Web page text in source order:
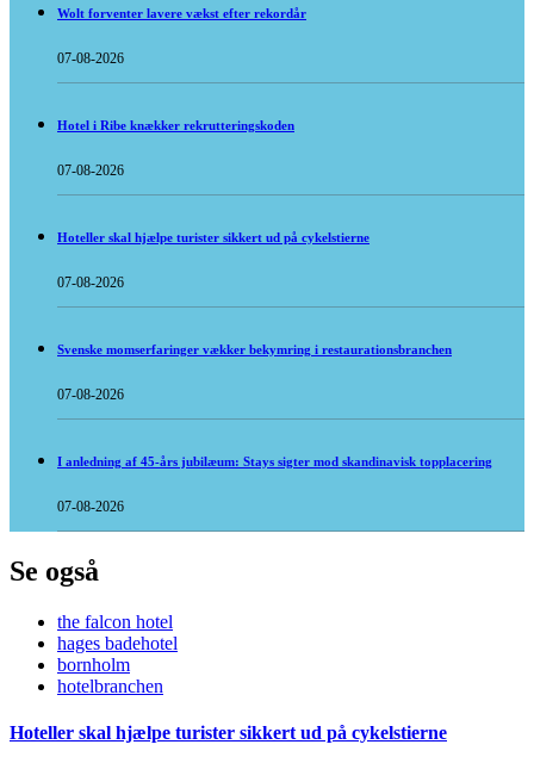
Wolt forventer lavere vækst efter rekordår
07-08-2026
Hotel i Ribe knækker rekrutteringskoden
07-08-2026
Hoteller skal hjælpe turister sikkert ud på cykelstierne
07-08-2026
Svenske momserfaringer vækker bekymring i restaurationsbranchen
07-08-2026
I anledning af 45-års jubilæum: Stays sigter mod skandinavisk topplacering
07-08-2026
Se også
the falcon hotel
hages badehotel
bornholm
hotelbranchen
Hoteller skal hjælpe turister sikkert ud på cykelstierne